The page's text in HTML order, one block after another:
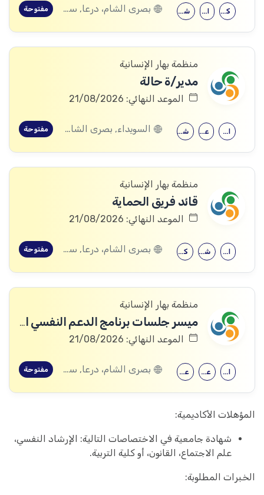
شهادة جامعية الحقوق كلية التربية بصرى الشام، درعا, سعسع، ريف دمشق, المسيفرة، درعا, قدسيا، ريف دمشق, قطنا، ريف دمشق, مضايا، ريف دمشق, الجيزة، درعا, الديماس، ريف دمشق, سرغايا، ريف دمشق, بيت جن، ريف دمشق, عين الفيجة، ريف دمشق, خربة غزالة، درعا, عش الشجرة، درعا, داعل، درعا, المزيريب، درعا مفتوحة
منظمة بهار الإنسانية
مدير/ة حالة
الموعد النهائي: 21/08/2026
شهادة جامعية علم النفس الإرشاد النفسي السويداء, بصرى الشام، درعا, سعسع، ريف دمشق, المسيفرة، درعا, قدسيا، ريف دمشق, قطنا، ريف دمشق, مضايا، ريف دمشق, المزرعة، السويداء, الجيزة، درعا, الديماس، ريف دمشق, سرغايا، ريف دمشق, بيت جن، ريف دمشق, عين الفيجة، ريف دمشق, خربة غزالة، درعا, عش الشجرة، درعا, داعل، درعا, المزيريب، درعا, كوم الباشا، القنيطرة, جباتا الخشب، القنيطرة, ممتنة، القنيطرة, نبع الصخر، القنيطرة, خان أرنبة، القنيطرة, مشناف، السويداء مفتوحة
منظمة بهار الإنسانية
قائد فريق الحماية
الموعد النهائي: 21/08/2026
كلية التربية شهادة معهد الاقتصاد بصرى الشام، درعا, سعسع، ريف دمشق, المسيفرة، درعا, قدسيا، ريف دمشق, قطنا، ريف دمشق, مضايا، ريف دمشق, المزرعة، السويداء, الجيزة، درعا, الديماس، ريف دمشق, سرغايا، ريف دمشق, بيت جن، ريف دمشق, عين الفيجة، ريف دمشق, خربة غزالة، درعا, عش الشجرة، درعا, داعل، درعا, المزيريب، درعا, كوم الباشا، القنيطرة, جباتا الخشب، القنيطرة, ممتنة، القنيطرة, نبع الصخر، القنيطرة, خان أرنبة، القنيطرة, مشناف، السويداء مفتوحة
منظمة بهار الإنسانية
ميسر جلسات برنامج الدعم النفسي الاجتماعي
الموعد النهائي: 21/08/2026
علم اجتماع علم النفس الحقوق بصرى الشام، درعا, سعسع، ريف دمشق, المسيفرة، درعا, قدسيا، ريف دمشق, قطنا، ريف دمشق, مضايا، ريف دمشق, المزرعة، السويداء, الجيزة، درعا, الديماس، ريف دمشق, سرغايا، ريف دمشق, بيت جن، ريف دمشق, عين الفيجة، ريف دمشق, خربة غزالة، درعا, عش الشجرة، درعا, داعل، درعا, المزيريب، درعا, كوم الباشا، القنيطرة, جباتا الخشب، القنيطرة, ممتنة، القنيطرة, نبع الصخر، القنيطرة, خان أرنبة، القنيطرة, مشناف، السويداء مفتوحة
المؤهلات الأكاديمية:
شهادة جامعية في الاختصاصات التالية: الإرشاد النفسي،
علم الاجتماع، القانون، أو كلية التربية.
الخبرات المطلوبة: